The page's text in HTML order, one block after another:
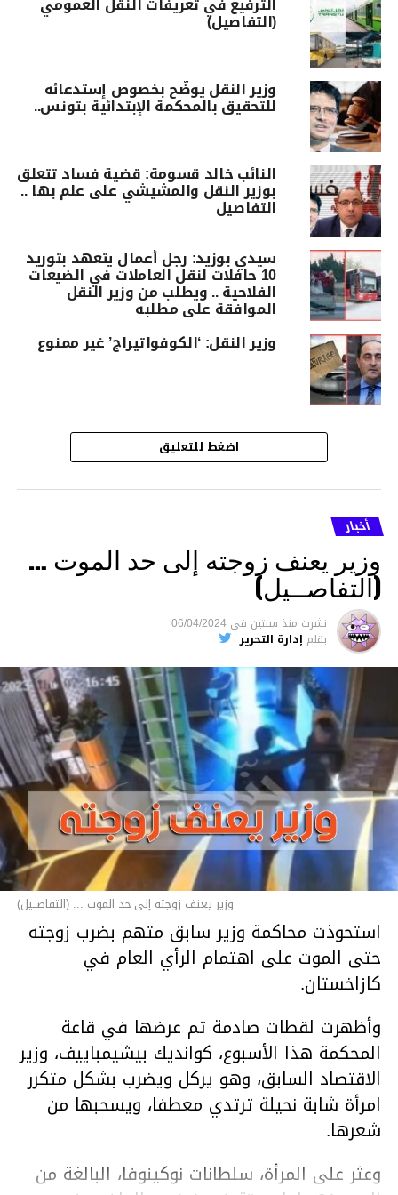
(التفاصيل)
وزير النقل يوضّح بخصوص إستدعائه
للتحقيق بالمحكمة الإبتدائية بتونس..
النائب خالد قسومة: قضية فساد تتعلق
بوزير النقل والمشيشي على علم بها ..
التفاصيل
سيدي بوزيد: رجل أعمال يتعهد بتوريد
10 حافلات لنقل العاملات في الضيعات
الفلاحية .. ويطلب من وزير النقل
الموافقة على مطلبه
وزير النقل: ‘الكوفواتيراج’ غير ممنوع
اضغط للتعليق
أخبار
وزير يعنف زوجته إلى حد الموت …
(التفاصــيل)
نشرت منذ سنتين فى 06/04/2024
بقلم إدارة التحرير
وزير يعنف زوجته إلى حد الموت ... (التفاصــيل)
استحوذت محاكمة وزير سابق متهم بضرب زوجته
حتى الموت على اهتمام الرأي العام في
كازاخستان.
وأظهرت لقطات صادمة تم عرضها في قاعة
المحكمة هذا الأسبوع، كوانديك بيشيمباييف، وزير
الاقتصاد السابق، وهو يركل ويضرب بشكل متكرر
امرأة شابة نحيلة ترتدي معطفا، ويسحبها من
شعرها.
وعثر على المرأة، سلطانات نوكينوفا، البالغة من